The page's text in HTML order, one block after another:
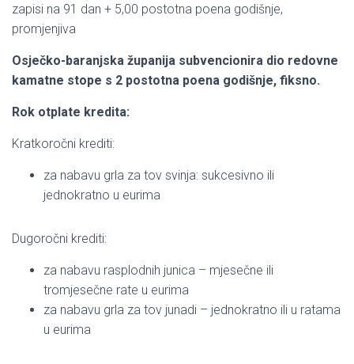
zapisi na 91 dan + 5,00 postotna poena godišnje,
promjenjiva
Osječko-baranjska županija subvencionira dio redovne
kamatne stope s 2 postotna poena godišnje, fiksno.
Rok otplate kredita:
Kratkoročni krediti:
za nabavu grla za tov svinja: sukcesivno ili
jednokratno u eurima
Dugoročni krediti:
za nabavu rasplodnih junica – mjesečne ili
tromjesečne rate u eurima
za nabavu grla za tov junadi – jednokratno ili u ratama
u eurima